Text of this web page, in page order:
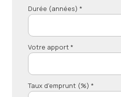
Durée (années) *
Votre apport *
Taux d'emprunt (%) *